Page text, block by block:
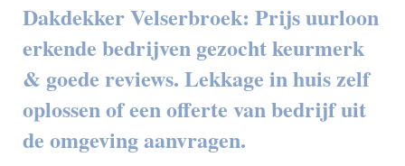
Dakdekker Velserbroek: Prijs uurloon
erkende bedrijven gezocht keurmerk
& goede reviews. Lekkage in huis zelf
oplossen of een offerte van bedrijf uit
de omgeving aanvragen.